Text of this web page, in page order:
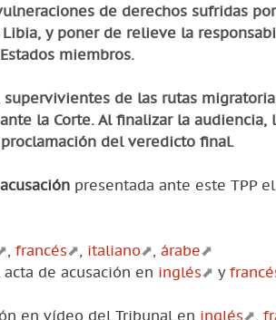
de derechos sufridas
Libia, y poner de relieve la
miembros.
de las rutas
la Corte. Al finalizar la audiencia,
del veredicto final.
presentada ante este TPP
, francés , italiano , árabe
de acusación en inglés y
en vídeo del Tribunal en inglés ,